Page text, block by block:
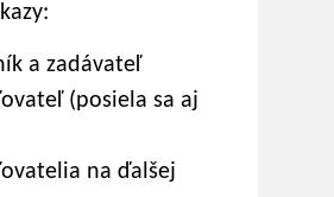
a zadávateľ
(posiela sa aj
na ďalšej